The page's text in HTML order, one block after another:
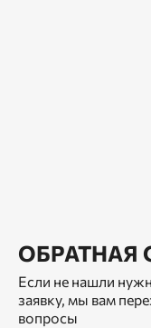
ОБРАТНАЯ
Если не нашли
заявку, мы вам
вопросы